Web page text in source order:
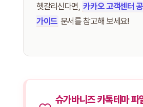
헷갈리신다면, 카카오 고객센터
가이드 문서를 참고해 보세요!
슈가바니즈 카톡테마 파